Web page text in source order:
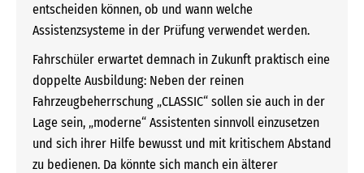
entscheiden können, ob und wann welche
Assistenzsysteme in der Prüfung verwendet werden.
Fahrschüler erwartet demnach in Zukunft praktisch eine
doppelte Ausbildung: Neben der reinen
Fahrzeugbeherrschung „CLASSIC“ sollen sie auch in der
Lage sein, „moderne“ Assistenten sinnvoll einzusetzen
und sich ihrer Hilfe bewusst und mit kritischem Abstand
zu bedienen. Da könnte sich manch ein älterer